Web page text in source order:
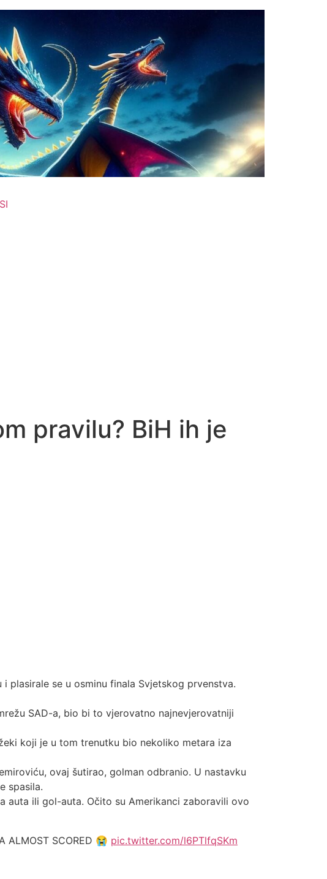
pravilu? BiH ih je
plasirale se u osminu finala Svjetskog prvenstva.
SAD-a, bio bi to vjerovatno najnevjerovatniji
koji je u tom trenutku bio nekoliko metara iza
ovaj šutirao, golman odbranio. U nastavku
spasila.
auta ili gol-auta. Očito su Amerikanci zaboravili ovo
ALMOST SCORED 😭 pic.twitter.com/l6PTlfqSKm